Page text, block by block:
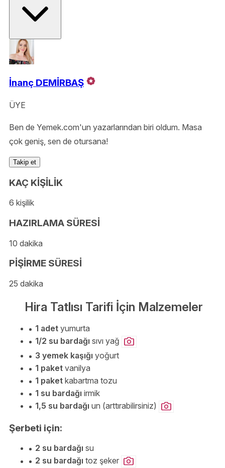
İnanç DEMİRBAŞ
ÜYE
Ben de Yemek.com'un yazarlarından biri oldum. Masa
çok geniş, sen de otursana!
Takip et
KAÇ KİŞİLİK
6 kişilik
HAZIRLAMA SÜRESİ
10 dakika
PİŞİRME SÜRESİ
25 dakika
Hira Tatlısı Tarifi İçin Malzemeler
1 adet yumurta
1/2 su bardağı sıvı yağ
3 yemek kaşığı yoğurt
1 paket vanilya
1 paket kabartma tozu
1 su bardağı irmik
1,5 su bardağı un (arttırabilirsiniz)
Şerbeti için:
2 su bardağı su
2 su bardağı toz şeker